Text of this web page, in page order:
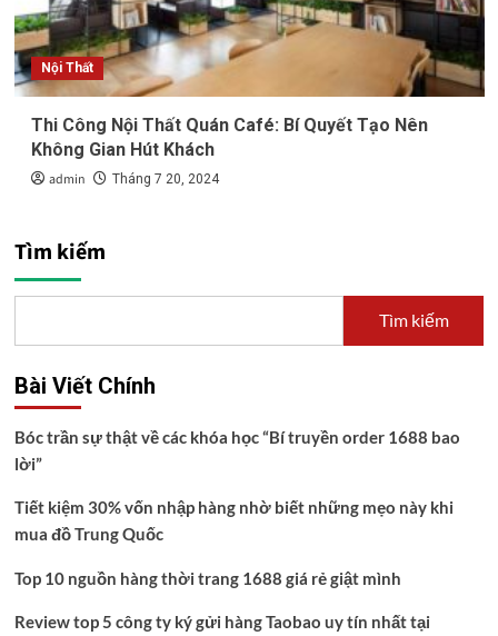
Nội Thất
Thi Công Nội Thất Quán Café: Bí Quyết Tạo Nên
Không Gian Hút Khách
admin Tháng 7 20, 2024
Tìm kiếm
Tìm kiếm
Bài Viết Chính
Bóc trần sự thật về các khóa học “Bí truyền order 1688 bao
lời”
Tiết kiệm 30% vốn nhập hàng nhờ biết những mẹo này khi
mua đồ Trung Quốc
Top 10 nguồn hàng thời trang 1688 giá rẻ giật mình
Review top 5 công ty ký gửi hàng Taobao uy tín nhất tại